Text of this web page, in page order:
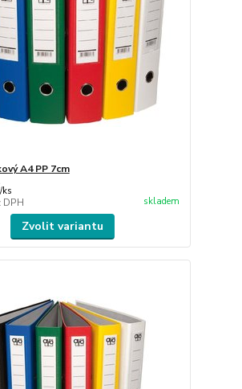
A4 PP 7cm
/ks
DPH skladem
Zvolit variantu